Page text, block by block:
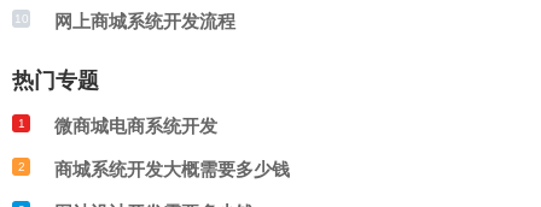
10 网上商城系统开发流程
热门专题
1 微商城电商系统开发
2 商城系统开发大概需要多少钱